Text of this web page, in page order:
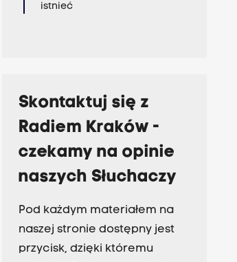
istnieć
Skontaktuj się z
Radiem Kraków -
czekamy na opinie
naszych Słuchaczy
Pod każdym materiałem na
naszej stronie dostępny jest
przycisk, dzięki któremu